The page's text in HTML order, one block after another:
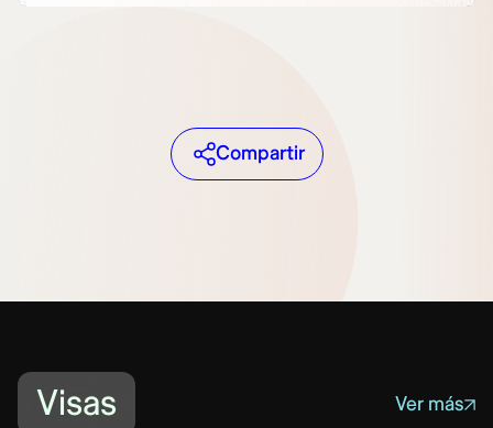
Compartir
Visas Ver más